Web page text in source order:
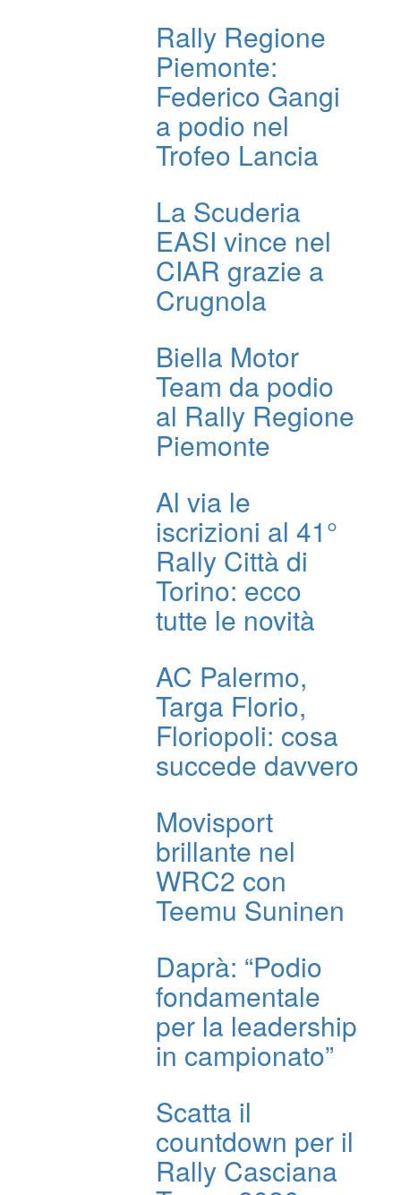
Rally Regione
Piemonte:
Federico Gangi
a podio nel
Trofeo Lancia
La Scuderia
EASI vince nel
CIAR grazie a
Crugnola
Biella Motor
Team da podio
al Rally Regione
Piemonte
Al via le
iscrizioni al 41°
Rally Città di
Torino: ecco
tutte le novità
AC Palermo,
Targa Florio,
Floriopoli: cosa
succede davvero
Movisport
brillante nel
WRC2 con
Teemu Suninen
Daprà: “Podio
fondamentale
per la leadership
in campionato”
Scatta il
countdown per il
Rally Casciana